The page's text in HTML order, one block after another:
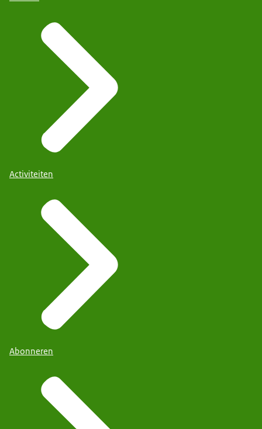
Activiteiten
Abonneren